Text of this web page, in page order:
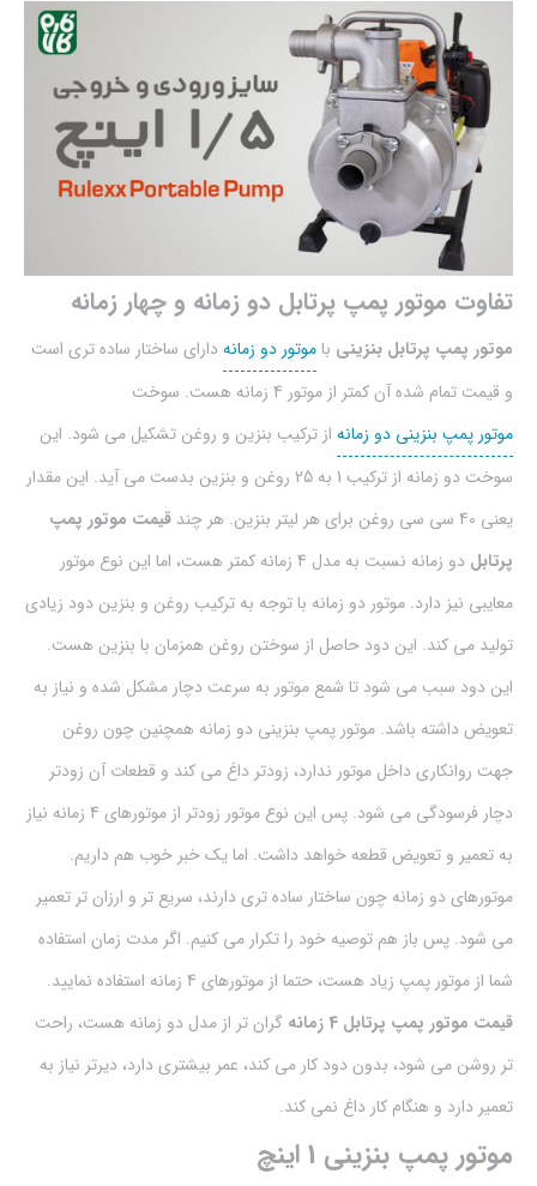
تفاوت موتور پمپ پرتابل دو زمانه و چهار زمانه
موتور پمپ پرتابل بنزینی باموتور دو زمانه دارای ساختار ساده تری است
و قیمت تمام شده آن کمتر از موتور 4 زمانه هست. سوخت
موتور پمپ بنزینی دو زمانه از ترکیب بنزین و روغن تشکیل می شود. این
سوخت دو زمانه از ترکیب 1 به 25 روغن و بنزین بدست می آید. این مقدار
یعنی 40 سی سی روغن برای هر لیتر بنزین. هر چند
قیمت موتور پمپ
پرتابل
دو زمانه نسبت به مدل 4 زمانه کمتر هست، اما این نوع موتور
معایبی نیز دارد. موتور دو زمانه با توجه به ترکیب روغن و بنزین دود زیادی
تولید می کند. این دود حاصل از سوختن روغن همزمان با بنزین هست.
این دود سبب می شود تا شمع موتور به سرعت دچار مشکل شده و نیاز به
تعویض داشته باشد. موتور پمپ بنزینی دو زمانه همچنین چون روغن
جهت روانکاری داخل موتور ندارد، زودتر داغ می کند و قطعات آن زودتر
دچار فرسودگی می شود. پس این نوع موتور زودتر از موتورهای 4 زمانه نیاز
به تعمیر و تعویض قطعه خواهد داشت. اما یک خبر خوب هم داریم.
موتورهای دو زمانه چون ساختار ساده تری دارند، سریع تر و ارزان تر تعمیر
می شود. پس باز هم توصیه خود را تکرار می کنیم. اگر مدت زمان استفاده
شما از موتور پمپ زیاد هست، حتما از موتورهای 4 زمانه استفاده نمایید.
قیمت موتور پمپ پرتابل 4 زمانه
گران تر از مدل دو زمانه هست، راحت
تر روشن می شود، بدون دود کار می کند، عمر بیشتری دارد، دیرتر نیاز به
تعمیر دارد و هنگام کار داغ نمی کند.
موتور پمپ بنزینی 1 اینچ